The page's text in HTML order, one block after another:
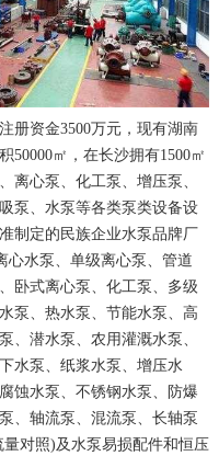
册资金3500万元，现有湖南
50000㎡，在长沙拥有1500㎡
离心泵、化工泵、增压泵、
泵、水泵等各类泵类设备设
制定的民族企业水泵品牌厂
心水泵、单级离心泵、管道
卧式离心泵、化工泵、多级
泵、热水泵、节能水泵、高
、潜水泵、农用灌溉水泵、
水泵、纸浆水泵、增压水
蚀水泵、不锈钢水泵、防爆
、轴流泵、混流泵、长轴泵
对照)及水泵易损配件和恒压